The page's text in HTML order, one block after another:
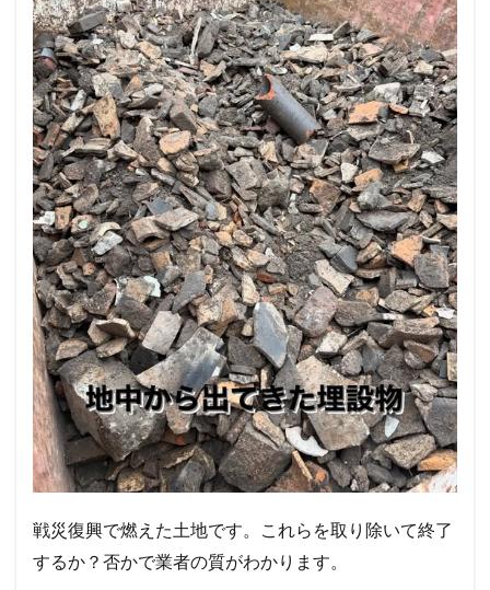
戦災復興で燃えた土地です。これらを取り除いて終了
するか？否かで業者の質がわかります。